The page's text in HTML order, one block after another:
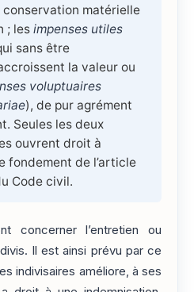
conservation matérielle
; les impenses utiles
sans être
la valeur ou
voluptuaires
), de pur agrément
Seules les deux
ouvrent droit à
fondement de l’article
Code civil.
concerner l’entretien ou
Il est ainsi prévu par ce
indivisaires améliore, à ses